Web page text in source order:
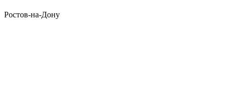
Ростов-на-Дону